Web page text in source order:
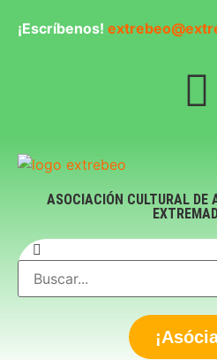
¡Escríbenos!
ASOCIACIÓN CULTURAL DE